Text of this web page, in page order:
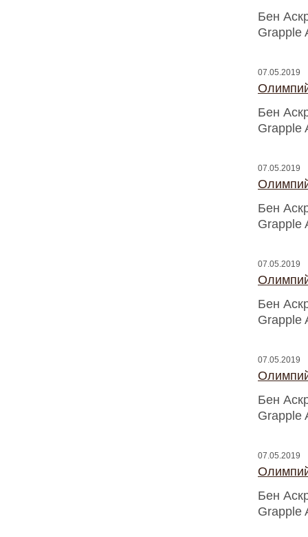
Бен
Grapple
07.05.2019
Бен
Grapple
07.05.2019
Бен
Grapple
07.05.2019
Бен
Grapple
07.05.2019
Бен
Grapple
07.05.2019
Бен
Grapple